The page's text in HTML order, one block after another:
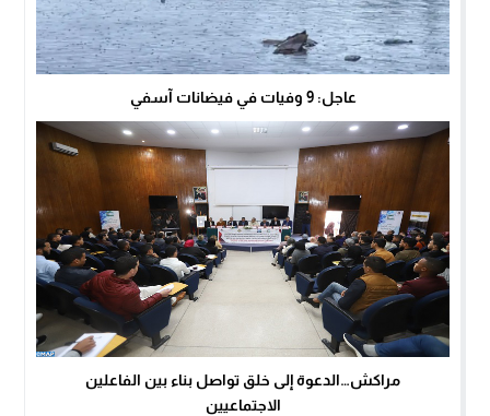
عاجل: 9 وفيات في فيضانات آسفي
مراكش…الدعوة إلى خلق تواصل بناء بين الفاعلين
الاجتماعيين